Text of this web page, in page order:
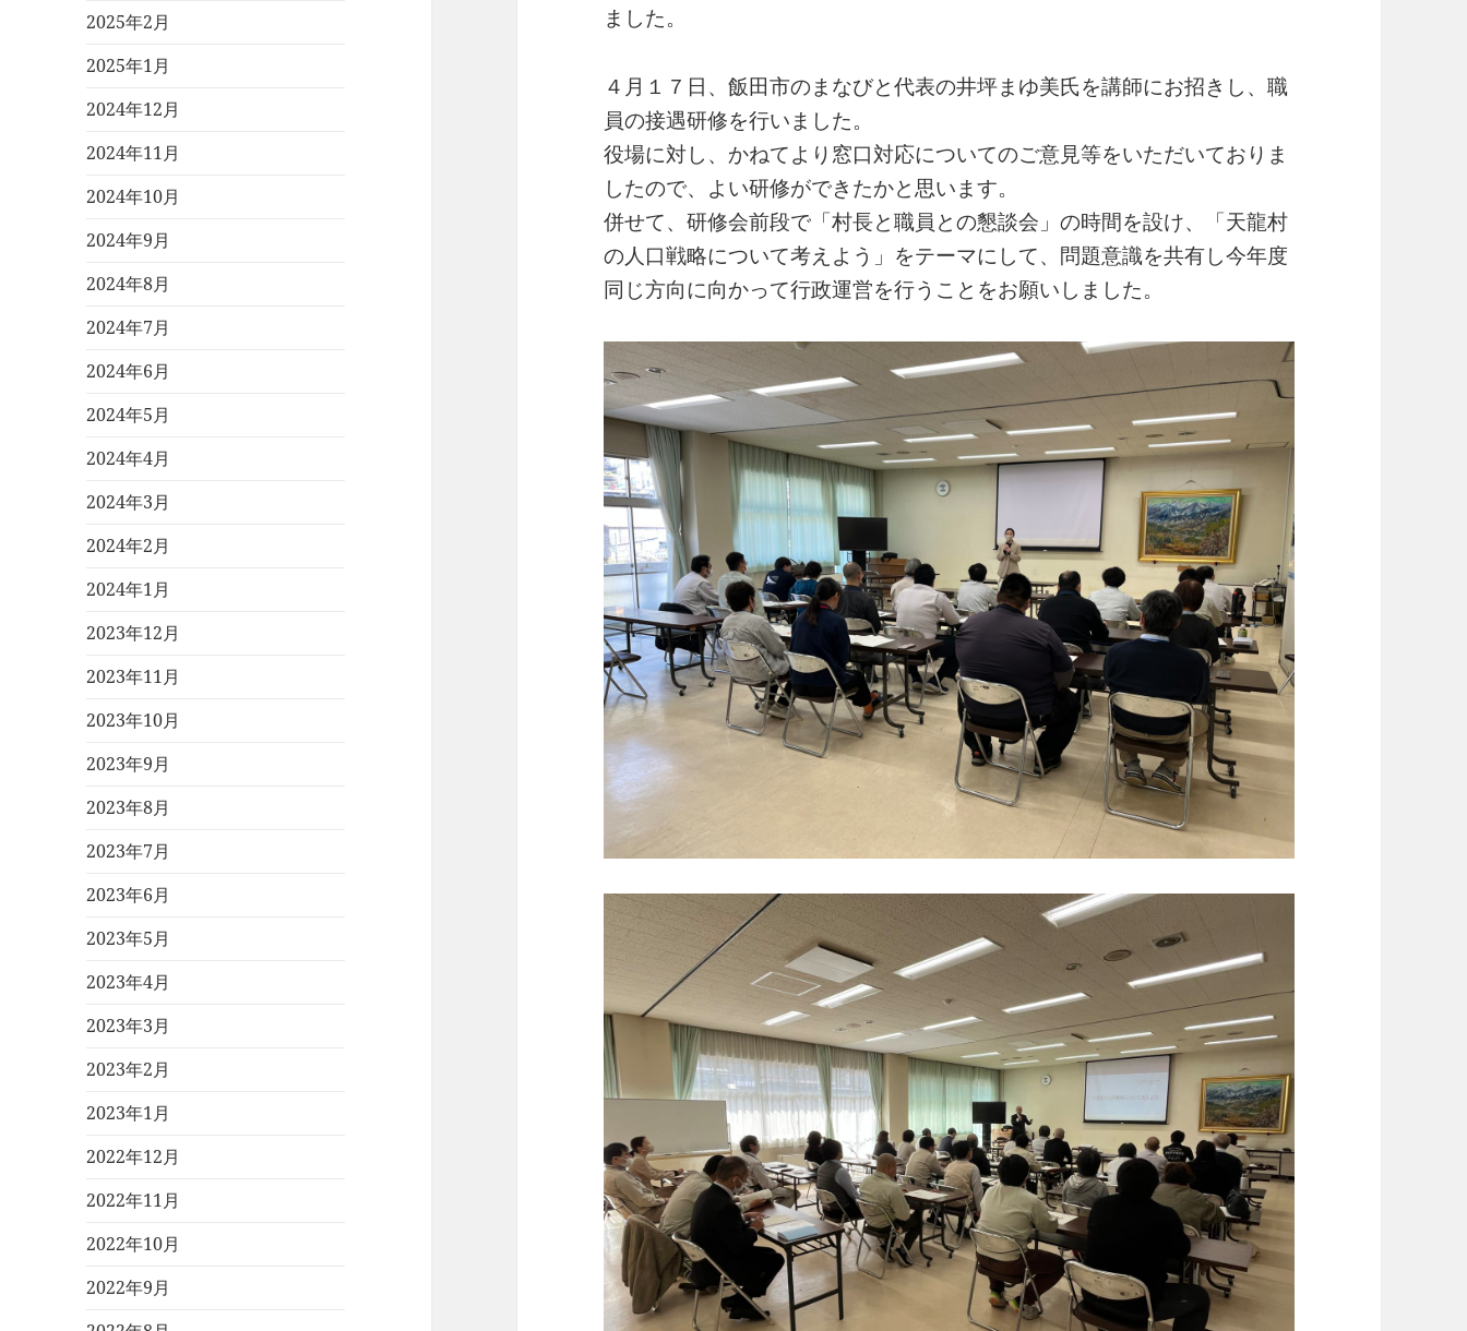
2025年2月
2025年1月
2024年12月
2024年11月
2024年10月
2024年9月
2024年8月
2024年7月
2024年6月
2024年5月
2024年4月
2024年3月
2024年2月
2024年1月
2023年12月
2023年11月
2023年10月
2023年9月
2023年8月
2023年7月
2023年6月
2023年5月
2023年4月
2023年3月
2023年2月
2023年1月
2022年12月
2022年11月
2022年10月
2022年9月
ました。
４月１７日、飯田市のまなびと代表の井坪まゆ美氏を講師にお招きし、職
員の接遇研修を行いました。
役場に対し、かねてより窓口対応についてのご意見等をいただいておりま
したので、よい研修ができたかと思います。
併せて、研修会前段で「村長と職員との懇談会」の時間を設け、「天龍村
の人口戦略について考えよう」をテーマにして、問題意識を共有し今年度
同じ方向に向かって行政運営を行うことをお願いしました。